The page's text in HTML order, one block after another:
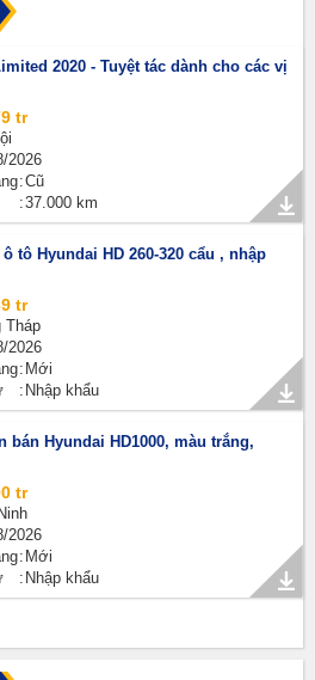
2020 - Tuyệt tác dành cho các vị
tr
2026
Cũ
37.000 km
tô Hyundai HD 260-320 cẩu , nhập
tr
Tháp
2026
Mới
Nhập khẩu
bán Hyundai HD1000, màu trắng,
tr
2026
Mới
Nhập khẩu